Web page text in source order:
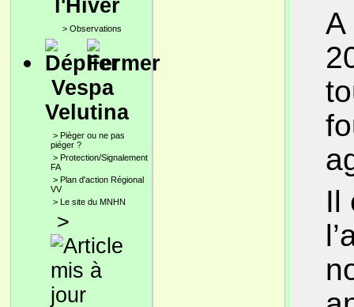
l'Hiver
> Observations
Vespa
Velutina
> Pièger ou ne pas
piéger ?
> Protection/Signalement
FA
> Plan d'action Régional
VV
> Le site du MNHN
>
A
Il